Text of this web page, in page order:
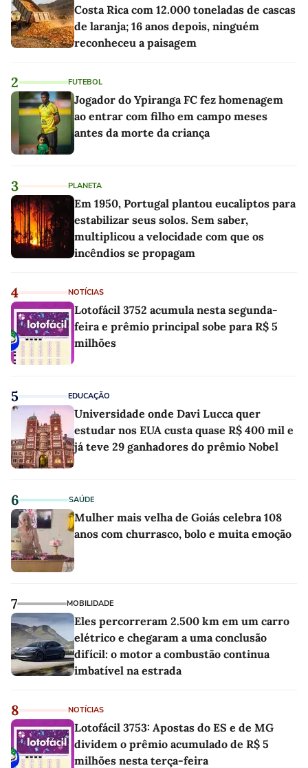
Costa Rica com 12.000 toneladas de cascas
de laranja; 16 anos depois, ninguém
reconheceu a paisagem
2 FUTEBOL
Jogador do Ypiranga FC fez homenagem
ao entrar com filho em campo meses
antes da morte da criança
3 PLANETA
Em 1950, Portugal plantou eucaliptos para
estabilizar seus solos. Sem saber,
multiplicou a velocidade com que os
incêndios se propagam
4 NOTÍCIAS
Lotofácil 3752 acumula nesta segunda-
feira e prêmio principal sobe para R$ 5
milhões
5 EDUCAÇÃO
Universidade onde Davi Lucca quer
estudar nos EUA custa quase R$ 400 mil e
já teve 29 ganhadores do prêmio Nobel
6 SAÚDE
Mulher mais velha de Goiás celebra 108
anos com churrasco, bolo e muita emoção
7 MOBILIDADE
Eles percorreram 2.500 km em um carro
elétrico e chegaram a uma conclusão
difícil: o motor a combustão continua
imbatível na estrada
8 NOTÍCIAS
Lotofácil 3753: Apostas do ES e de MG
dividem o prêmio acumulado de R$ 5
milhões nesta terça-feira